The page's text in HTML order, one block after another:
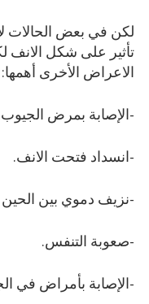
لكن في بعض الحالات
تأثير على شكل الانف
الاعراض الأخرى أهمها:
-الإصابة بمرض الجيوب
-انسداد فتحت الانف.
-نزيف دموي بين الحين
-صعوبة التنفس.
-الإصابة بأمراض في